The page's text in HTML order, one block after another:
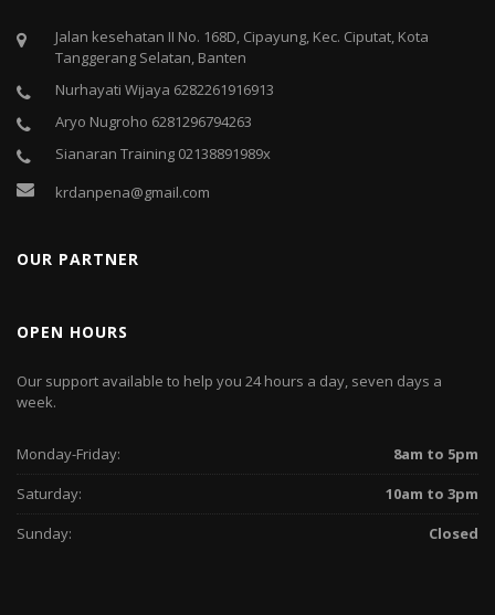
Jalan kesehatan II No. 168D, Cipayung, Kec. Ciputat, Kota
Tanggerang Selatan, Banten
Nurhayati Wijaya 6282261916913
Aryo Nugroho 6281296794263
Sianaran Training 02138891989x
krdanpena@gmail.com
OUR PARTNER
OPEN HOURS
Our support available to help you 24 hours a day, seven days a
week.
Monday-Friday:
8am to 5pm
Saturday:
10am to 3pm
Sunday:
Closed